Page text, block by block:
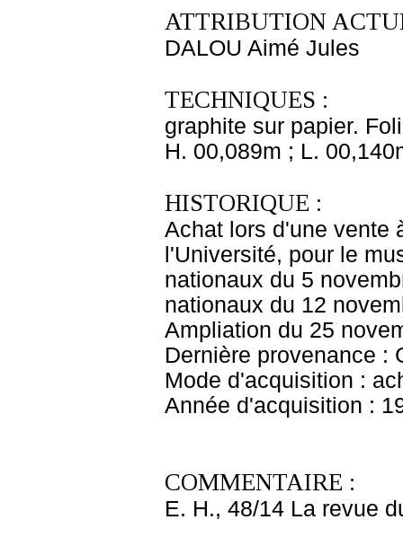
ATTRIBUTION
DALOU Aimé Jules
TECHNIQUES :
graphite sur papier.
H. 00,089m ; L.
HISTORIQUE :
Achat lors d'une vente
l'Université, pour le
nationaux du 5
nationaux du 12
Ampliation du 25
Dernière provenance :
Mode d'acquisition :
Année d'acquisition :
COMMENTAIRE :
E. H., 48/14 La revue